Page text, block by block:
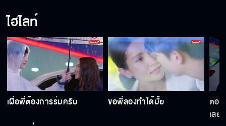
ไฮไลท์
เผื่อพี่ต้องการร่มครับ ขอพี่ลองทำได้มั้ย
ตอน
เลย